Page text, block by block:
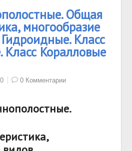
Общая
многообразие
Класс
Коралловые
0 Комментарии